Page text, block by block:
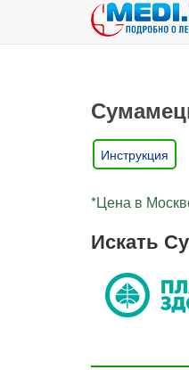
Инструкция
*Цена в
Искать